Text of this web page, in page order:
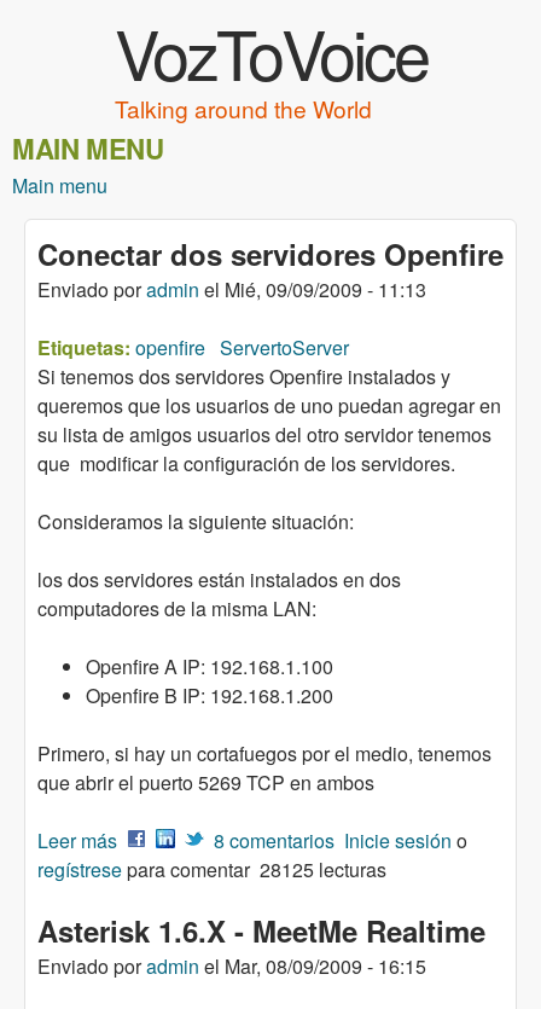
VozToVoice
Talking around the World
MAIN MENU
Main menu
Conectar dos servidores Openfire
Enviado poradmin el Mié, 09/09/2009 - 11:13
Etiquetas: openfire ServertoServer
Si tenemos dos servidores Openfire instalados y
queremos que los usuarios de uno puedan agregar en
su lista de amigos usuarios del otro servidor tenemos
que modificar la configuración de los servidores.
Consideramos la siguiente situación:
los dos servidores están instalados en dos
computadores de la misma LAN:
Openfire A IP: 192.168.1.100
Openfire B IP: 192.168.1.200
Primero, si hay un cortafuegos por el medio, tenemos
que abrir el puerto 5269 TCP en ambos
Leer más sobre Conectar dos servidores Openfire
8 comentarios Inicie sesión o
regístresepara comentar 28125 lecturas
Asterisk 1.6.X - MeetMe Realtime
Enviado poradmin el Mar, 08/09/2009 - 16:15